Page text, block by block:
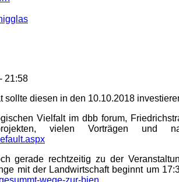
21:58
sollte diesen in den 10.10.2018
Vielfalt im dbb forum,
vielen Vorträgen
gerade rechtzeitig zu der
mit der Landwirtschaft beginnt um
wege-zur-bien...